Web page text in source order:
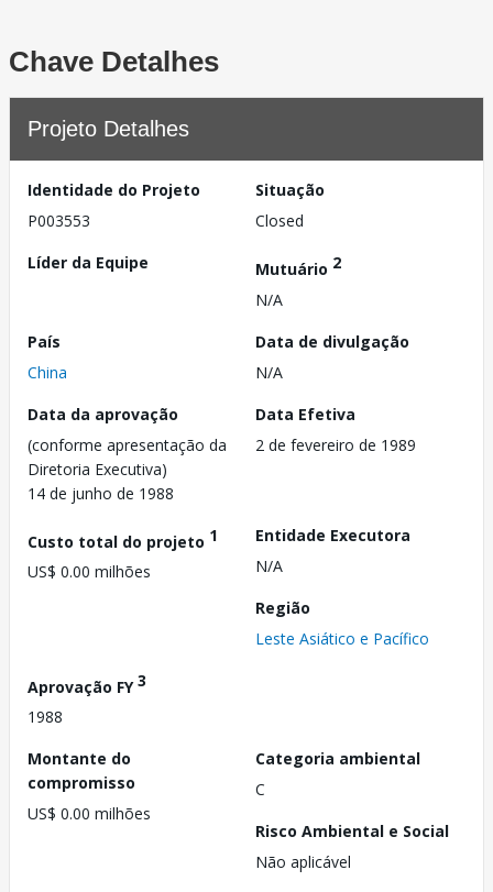
Chave Detalhes
Projeto Detalhes
Identidade do Projeto
P003553
Situação
Closed
Líder da Equipe
Mutuário 2
N/A
País
China
Data de divulgação
N/A
Data da aprovação
(conforme apresentação da
Diretoria Executiva)
14 de junho de 1988
Data Efetiva
2 de fevereiro de 1989
Custo total do projeto 1
US$ 0.00 milhões
Entidade Executora
N/A
Região
Leste Asiático e Pacífico
Aprovação FY3
1988
Montante do
compromisso
US$ 0.00 milhões
Categoria ambiental
C
Risco Ambiental e Social
Não aplicável